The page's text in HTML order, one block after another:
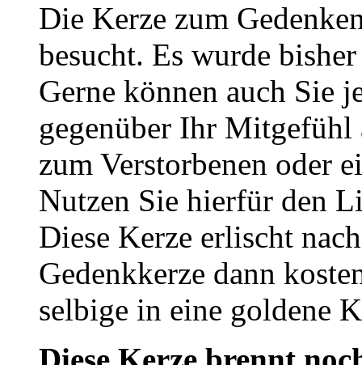
Die Kerze zum
besucht. Es wurde
Gerne können auch Sie
gegenüber Ihr Mitgefühl
zum Verstorbenen oder
Nutzen Sie hierfür den
Diese Kerze erlischt
Gedenkkerze dann
selbige in eine goldene